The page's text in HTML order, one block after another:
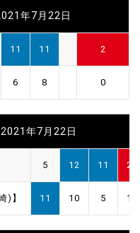
年7月22日
11 11 2
6 8 0
年7月22日
5 12 11 2
)】 11 10 5 1